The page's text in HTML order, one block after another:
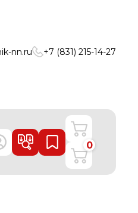
nn.ru +7 (831) 215-14-27
0